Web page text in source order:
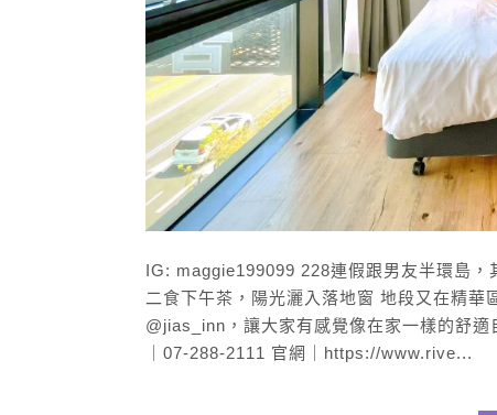
IG: maggie199099 228連假跟男友半環島
二食下午茶，陽光灑入落地窗 地段又在精華
@jias_inn，讓大家有感覺像在家一樣的舒
｜07-288-2111 官網｜https://www.rive...